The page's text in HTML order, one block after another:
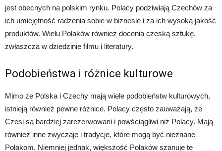
jest obecnych na polskim rynku. Polacy podziwiają Czechów za
ich umiejętność radzenia sobie w biznesie i za ich wysoką jakość
produktów. Wielu Polaków również docenia czeską sztukę,
zwłaszcza w dziedzinie filmu i literatury.
Podobieństwa i różnice kulturowe
Mimo że Polska i Czechy mają wiele podobieństw kulturowych,
istnieją również pewne różnice. Polacy często zauważają, że
Czesi są bardziej zarezerwowani i powściągliwi niż Polacy. Mają
również inne zwyczaje i tradycje, które mogą być nieznane
Polakom. Niemniej jednak, większość Polaków szanuje te